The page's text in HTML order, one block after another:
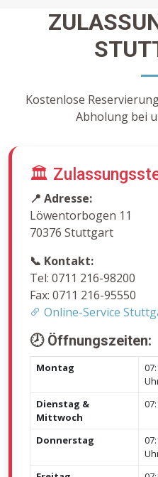
Kostenlose
Abholung bei
🏛️
📍 Adresse:
Löwentorbogen 11
70376 Stuttgart
📞 Kontakt:
Tel: 0711 216-98200
Fax: 0711 216-95550
Online-Service
🕗 Öffnungszeiten:
Montag
Dienstag &
Mittwoch
Donnerstag